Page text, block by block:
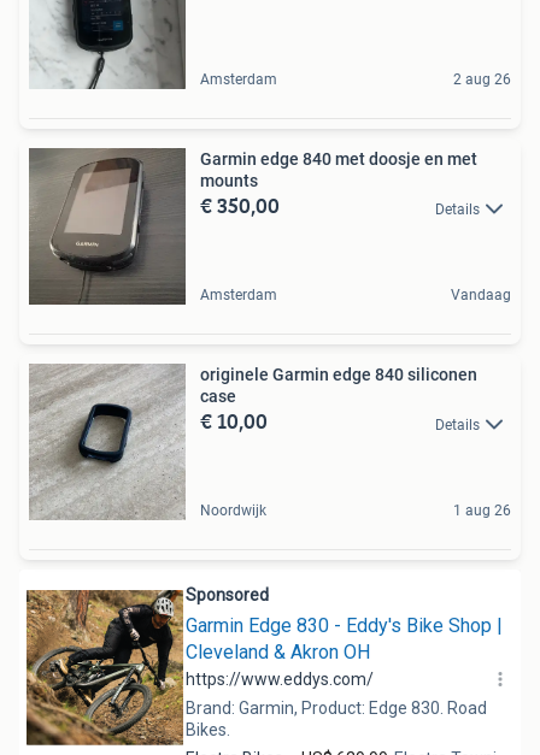
Amsterdam 2 aug 26
Garmin edge 840 met doosje en met
mounts
€ 350,00 Details
Amsterdam Vandaag
originele Garmin edge 840 siliconen
case
€ 10,00 Details
Noordwijk 1 aug 26